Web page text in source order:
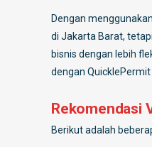
Dengan
di Jakarta Barat,
bisnis dengan lebih
dengan
Rekomendasi
Berikut adalah